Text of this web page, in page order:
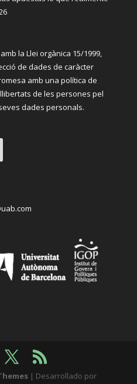
la Llei orgànica 15/1999,
de dades de caràcter
amb una política de
de les persones pel
dades personals.
| Desarrollado por